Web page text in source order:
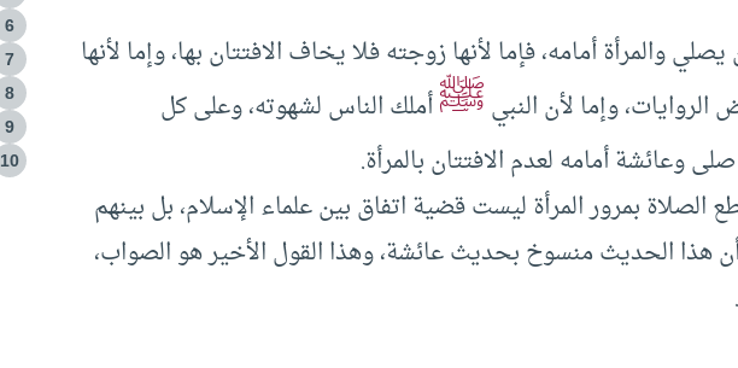
والمرأة أمامه، فإما لأنها زوجته فلا يخاف الافتتان بها، وإما لأنها
وإما لأن النبيﷺأملك الناس لشهوته، وعلى كل
صلى وعائشة أمامه لعدم الافتتان بالمرأة.
الصلاة بمرور المرأة ليست قضية اتفاق بين علماء الإسلام، بل بينهم
هذا الحديث منسوخ بحديث عائشة، وهذا القول الأخير هو الصواب،
6
7
8
9
10